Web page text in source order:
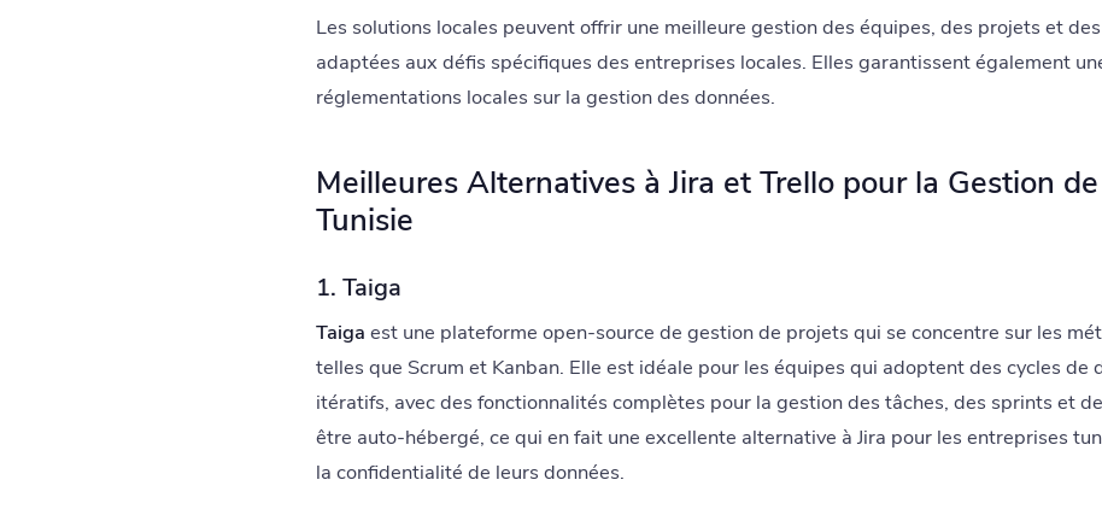
Les solutions locales peuvent offrir une meilleure gestion des équipes, des projets et
adaptées aux défis spécifiques des entreprises locales. Elles garantissent également
réglementations locales sur la gestion des données.
Meilleures Alternatives à Jira et Trello pour la Gestion
Tunisie
1. Taiga
Taiga est une plateforme open-source de gestion de projets qui se concentre sur les
telles que Scrum et Kanban. Elle est idéale pour les équipes qui adoptent des cycles de
itératifs, avec des fonctionnalités complètes pour la gestion des tâches, des sprints et
être auto-hébergé, ce qui en fait une excellente alternative à Jira pour les entreprises
la confidentialité de leurs données.